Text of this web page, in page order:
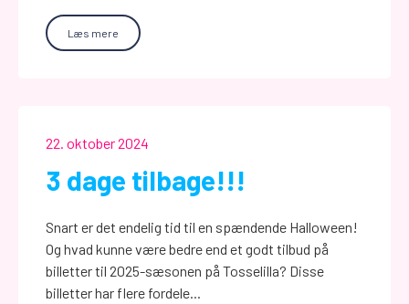
Læs mere
22. oktober 2024
3 dage tilbage!!!
Snart er det endelig tid til en spændende Halloween!
Og hvad kunne være bedre end et godt tilbud på
billetter til 2025-sæsonen på Tosselilla? Disse
billetter har flere fordele...